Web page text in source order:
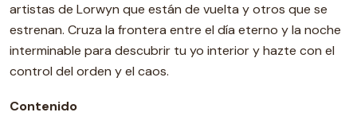
artistas de Lorwyn que están de vuelta y otros que se
estrenan. Cruza la frontera entre el día eterno y la noche
interminable para descubrir tu yo interior y hazte con el
control del orden y el caos.
Contenido